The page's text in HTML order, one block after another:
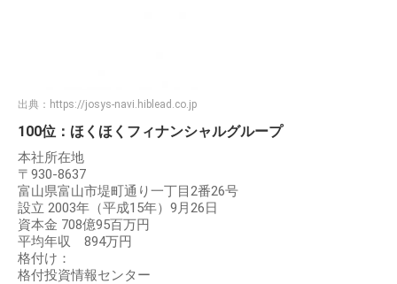
出典： https://josys-navi.hiblead.co.jp
100位：ほくほくフィナンシャルグループ
本社所在地
〒930-8637
富山県富山市堤町通り一丁目2番26号
設立 2003年（平成15年）9月26日
資本金 708億95百万円
平均年収 894万円
格付け：
格付投資情報センター